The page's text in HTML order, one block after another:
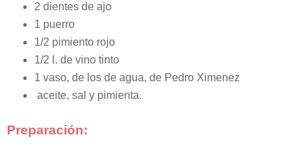
2 dientes de ajo
1 puerro
1/2 pimiento rojo
1/2 l. de vino tinto
1 vaso, de los de agua, de Pedro Ximenez
aceite, sal y pimienta.
Preparación: